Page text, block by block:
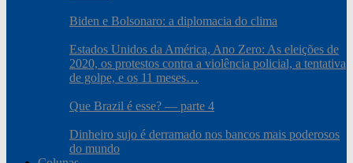
Biden e Bolsonaro: a diplomacia do clima
Estados Unidos da América, Ano Zero: As eleições de
2020, os protestos contra a violência policial, a tentativa
de golpe, e os 11 meses…
Que Brazil é esse? — parte 4
Dinheiro sujo é derramado nos bancos mais poderosos
do mundo